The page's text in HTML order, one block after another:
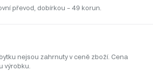
převod, dobírkou – 49 korun.
nejsou zahrnuty v ceně zboží. Cena
výrobku.